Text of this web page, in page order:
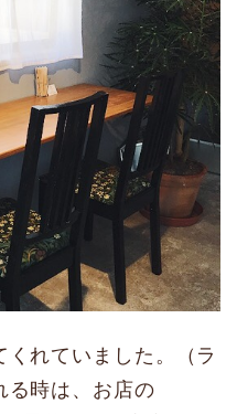
れていました。（ラ
る時は、お店の